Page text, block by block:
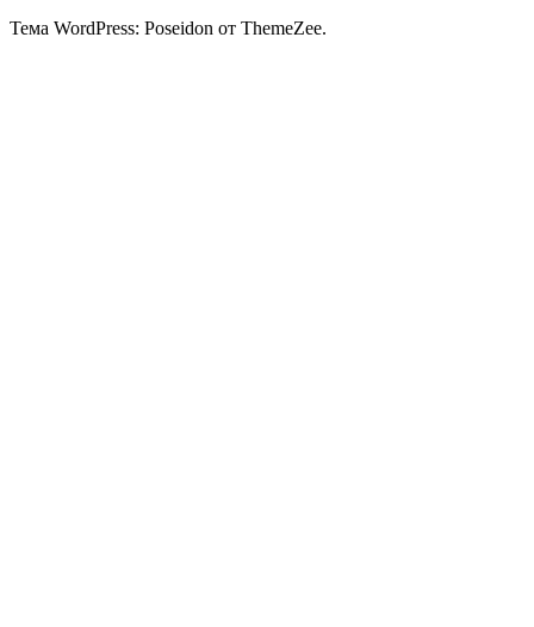
Тема WordPress: Poseidon от ThemeZee.